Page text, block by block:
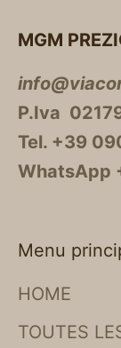
MGM
P.Iva
Tel. +39
WhatsApp
Menu
HOME
TOUTES